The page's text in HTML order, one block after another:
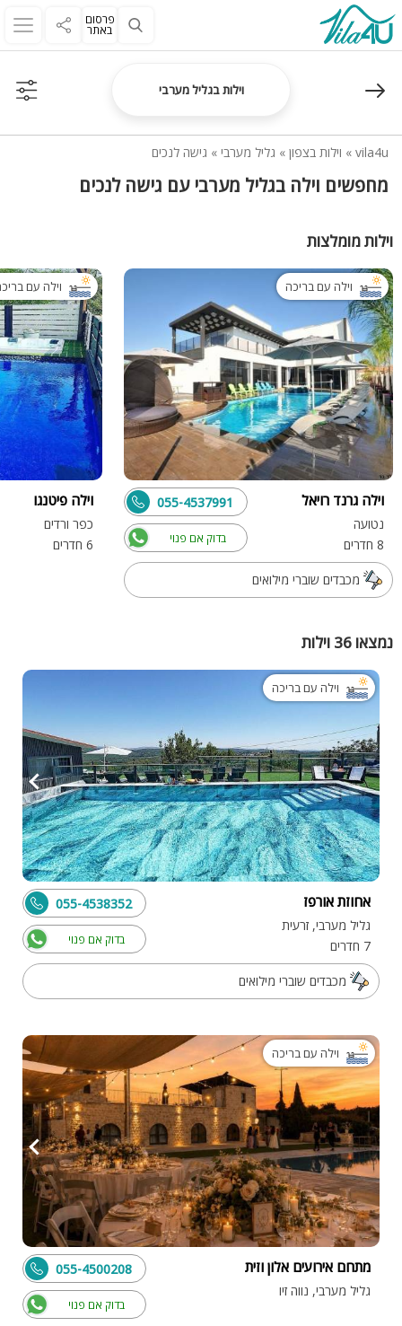
פרסום
באתר
וילות בגליל מערבי
vila4u
» וילות בצפון » גליל מערבי » גישה לנכים
מחפשים וילה בגליל מערבי עם גישה לנכים
וילות מומלצות
וילה עם בריכה
וילה גרנד רויאל
נטועה
8 חדרים
בדוק אם פנוי
055-4537991
מכבדים שוברי מילואים
וילה עם
וילה פיטנגו
כפר ורדים
6 חדרים
נמצאו 36 וילות
וילה עם בריכה
אחוזת אורפז
גליל מערבי, זרעית
7 חדרים
בדוק אם פנוי
055-4538352
מכבדים שוברי מילואים
וילה עם בריכה
מתחם אירועים אלון וזית
גליל מערבי, נווה זיו
בדוק אם פנוי
055-4500208